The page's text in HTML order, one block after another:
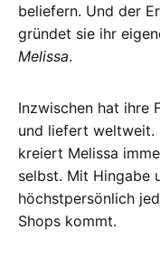
beliefern. Und der
gründet sie ihr
Melissa.
Inzwischen hat ihre
und liefert
kreiert Melissa
selbst. Mit Hingabe
höchstpersönlich
Shops kommt.